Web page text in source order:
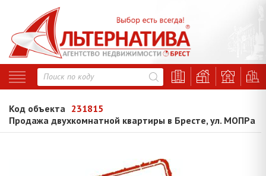
Код объекта 231815
Продажа двухкомнатной квартиры в Бресте, ул. МОПРа